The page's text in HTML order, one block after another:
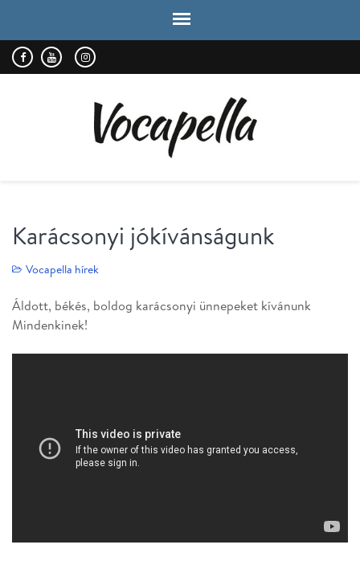
Karácsonyi jókívánságunk
Vocapella hírek
Áldott, békés, boldog karácsonyi ünnepeket kívánunk
Mindenkinek!